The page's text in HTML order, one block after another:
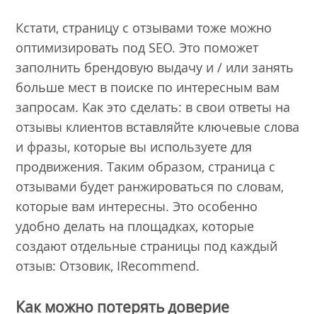
Кстати, страницу с отзывами тоже можно
оптимизировать под SEO. Это поможет
заполнить брендовую выдачу и / или занять
больше мест в поиске по интересным вам
запросам. Как это сделать: в свои ответы на
отзывы клиентов вставляйте ключевые слова
и фразы, которые вы используете для
продвижения. Таким образом, страница с
отзывами будет ранжироваться по словам,
которые вам интересны. Это особенно
удобно делать на площадках, которые
создают отдельные страницы под каждый
отзыв: Отзовик, IRecommend.
Как можно потерять доверие